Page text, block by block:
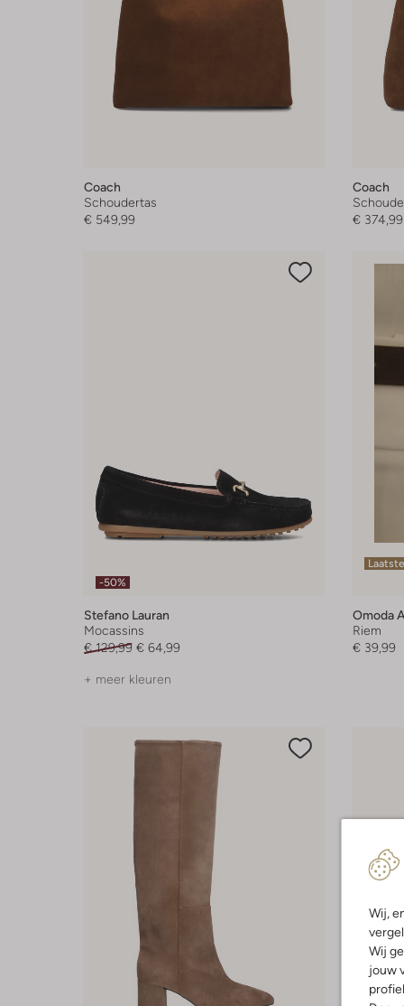
Wij,
Wij
jouw
Coach
Schoudertas
€ 549,99
Coach
€ 374,99
-50%
Stefano Lauran
Mocassins
€ 129,99 € 64,99
+ meer kleuren
Omoda
Riem
€ 39,99